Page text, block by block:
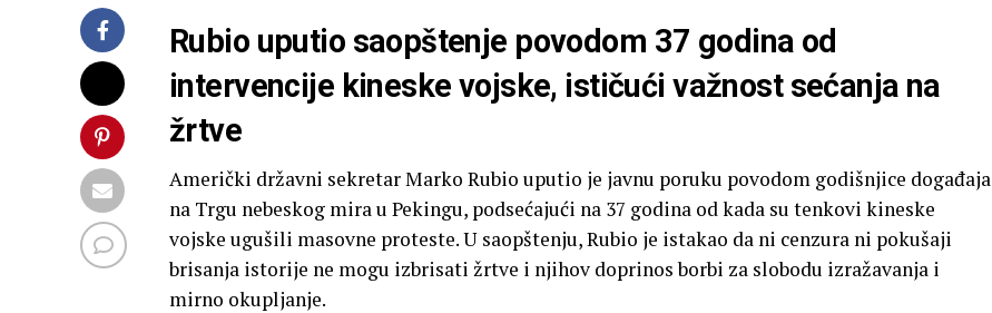
Rubio uputio saopštenje povodom 37 godina od
intervencije kineske vojske, ističući važnost sećanja na
žrtve
Američki državni sekretar Marko Rubio uputio je javnu poruku povodom godišnjice događaja
na Trgu nebeskog mira u Pekingu, podsećajući na 37 godina od kada su tenkovi kineske
vojske ugušili masovne proteste. U saopštenju, Rubio je istakao da ni cenzura ni pokušaji
brisanja istorije ne mogu izbrisati žrtve i njihov doprinos borbi za slobodu izražavanja i
mirno okupljanje.